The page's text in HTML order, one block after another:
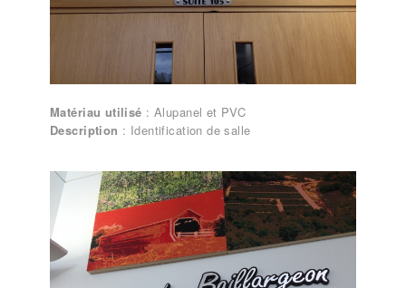
Matériau utilisé : Alupanel et PVC
Description : Identification de salle
de salle